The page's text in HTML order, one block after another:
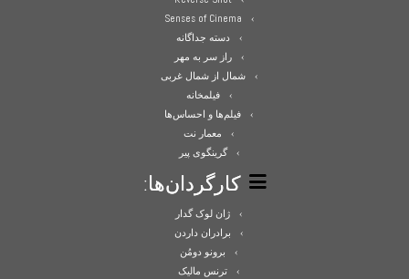
Senses of Cinema
دسته جداگانه
راز سر به مهر
شمال از شمال غربی
فیلمخانه
فیلم‌ها و احساس‌ها
معمار نت
گرینگوی پیر
کارگردان‌ها:
ژان لوک گدار
برادران داردن
برونو دومُن
ترنس مالیک